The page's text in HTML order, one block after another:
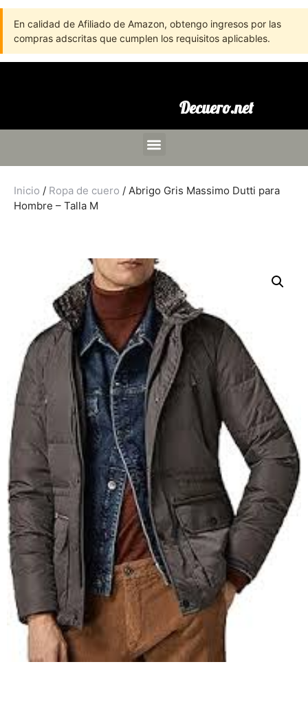
En calidad de Afiliado de Amazon, obtengo ingresos por las
compras adscritas que cumplen los requisitos aplicables.
Decuero.net
Inicio / Ropa de cuero / Abrigo Gris Massimo Dutti para
Hombre – Talla M